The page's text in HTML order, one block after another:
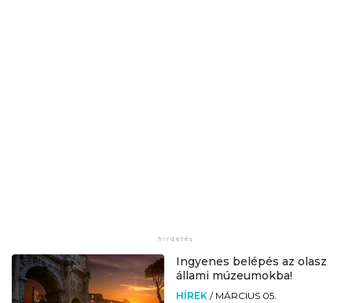
Ingyenes belépés az olasz
állami múzeumokba!
HÍREK / MÁRCIUS 05.